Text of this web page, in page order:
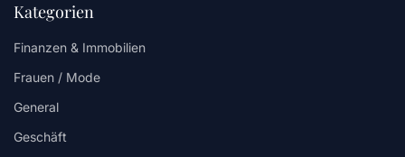
Kategorien
Finanzen & Immobilien
Frauen / Mode
General
Geschäft